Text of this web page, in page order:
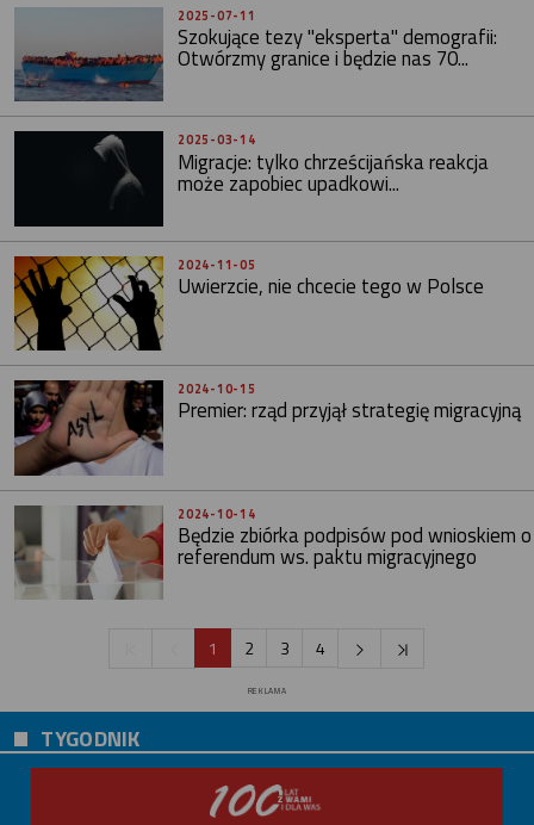
2025-07-11
Szokujące tezy "eksperta" demografii:
Otwórzmy granice i będzie nas 70...
2025-03-14
Migracje: tylko chrześcijańska reakcja
może zapobiec upadkowi...
2024-11-05
Uwierzcie, nie chcecie tego w Polsce
2024-10-15
Premier: rząd przyjął strategię migracyjną
2024-10-14
Będzie zbiórka podpisów pod wnioskiem o
referendum ws. paktu migracyjnego
1 2 3 4
REKLAMA
TYGODNIK